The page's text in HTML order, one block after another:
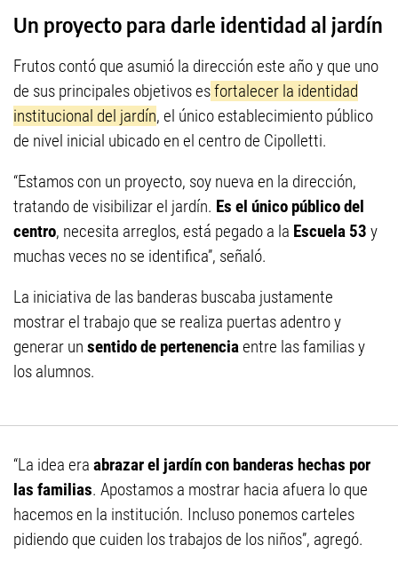
Un proyecto para darle identidad al jardín
Frutos contó que asumió la dirección este año y que uno
de sus principales objetivos esfortalecer la identidad
institucional del jardín, el único establecimiento público
de nivel inicial ubicado en el centro de Cipolletti.
“Estamos con un proyecto, soy nueva en la dirección,
tratando de visibilizar el jardín. Es el único público del
centro, necesita arreglos, está pegado a la Escuela 53 y
muchas veces no se identifica”, señaló.
La iniciativa de las banderas buscaba justamente
mostrar el trabajo que se realiza puertas adentro y
generar un sentido de pertenenciaentre las familias y
los alumnos.
“La idea era abrazar el jardín con banderas hechas por
las familias. Apostamos a mostrar hacia afuera lo que
hacemos en la institución. Incluso ponemos carteles
pidiendo que cuiden los trabajos de los niños”, agregó.